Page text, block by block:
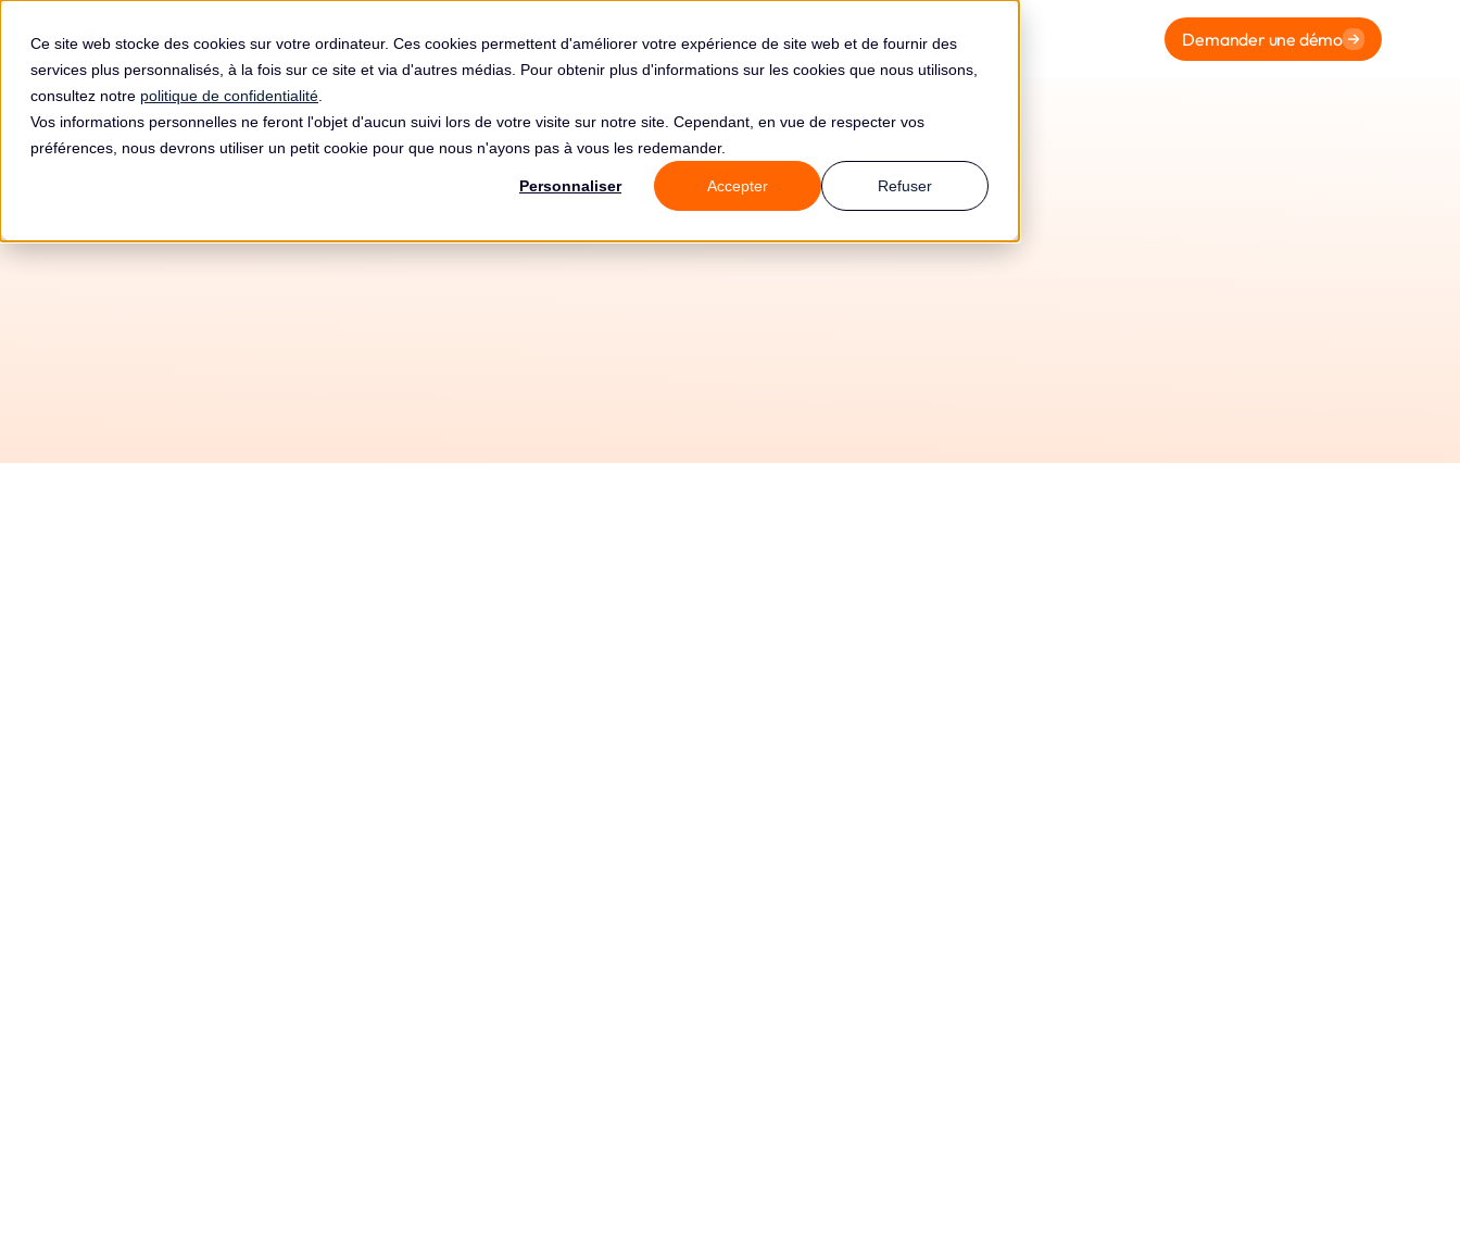
Ce site web stocke des cookies sur votre ordinateur. Ces cookies permettent d'améliorer votre expérience de site web et de fournir des
services plus personnalisés, à la fois sur ce site et via d'autres médias. Pour obtenir plus d'informations sur les cookies que nous utilisons,
consultez notre politique de confidentialité
Vos informations personnelles ne feront l'objet d'aucun suivi lors de votre visite sur notre site. Cependant, en vue de respecter vos
préférences, nous devrons utiliser un petit cookie pour que nous n'ayons pas à vous les redemander.
Personnaliser Accepter Refuser
Produits Solutions Tarifs Clients Ressources Demander une démo
Amende de28 100€ pour Agence
Nationale Du Revenu